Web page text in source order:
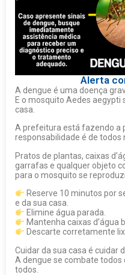
Alerta
A dengue é uma doença
E o mosquito Aedes aegypti
casa.
A prefeitura está fazendo a
responsabilidade é de todos
Pratos de plantas, caixas
garrafas e qualquer objeto
para o mosquito se
Reserve 10 minutos por
e da sua casa.
Elimine água parada.
Mantenha caixas d’água
Descarte corretamente
Cuidar da sua casa é cuidar
A dengue se combate todos
todos.